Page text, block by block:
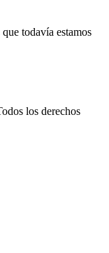
todavía estamos
los derechos